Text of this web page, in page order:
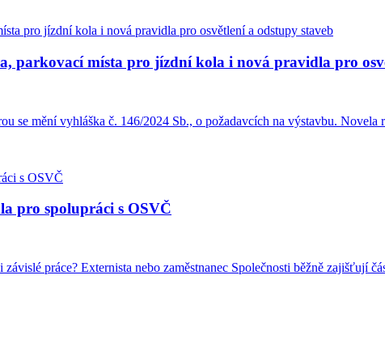
parkovací místa pro jízdní kola i nová pravidla pro
se mění vyhláška č. 146/2024 Sb., o požadavcích na výstavbu. Novela
pro spolupráci s OSVČ
práce? Externista nebo zaměstnanec Společnosti běžně zajišťují